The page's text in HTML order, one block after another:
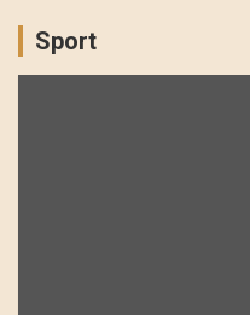
Sport